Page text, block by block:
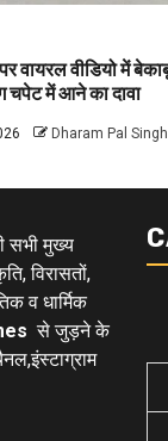
वायरल वीडियो में
में आने का दावा
Dharam Pal
सभी मुख्य
विरासतों,
व धार्मिक
से जुड़ने के